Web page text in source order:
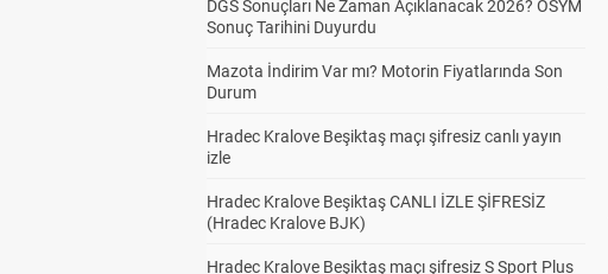
DGS Sonuçları Ne Zaman Açıklanacak 2026? ÖSYM
Sonuç Tarihini Duyurdu
Mazota İndirim Var mı? Motorin Fiyatlarında Son
Durum
Hradec Kralove Beşiktaş maçı şifresiz canlı yayın
izle
Hradec Kralove Beşiktaş CANLI İZLE ŞİFRESİZ
(Hradec Kralove BJK)
Hradec Kralove Beşiktaş maçı şifresiz S Sport Plus